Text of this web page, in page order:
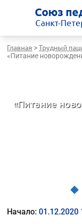
Союз
Санкт-
Главная >Трудный
«Питание
«Питание
Начало: 01.12.2020